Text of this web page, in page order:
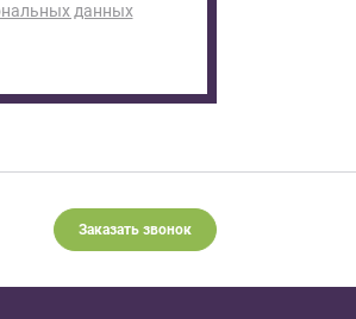
данных
Заказать звонок